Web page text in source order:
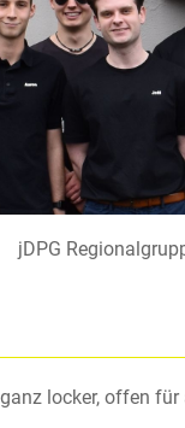
jDPG
locker, offen